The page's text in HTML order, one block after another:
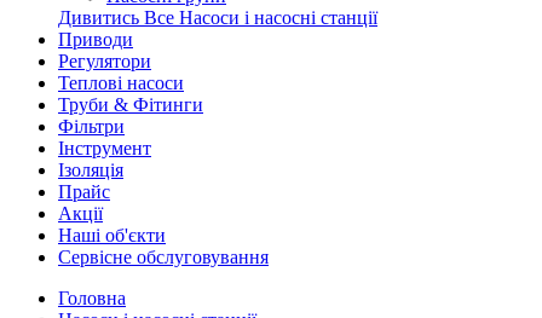
Дивитись Все Насоси і насосні станції
Приводи
Регулятори
Теплові насоси
Труби & Фітинги
Фільтри
Інструмент
Ізоляція
Прайс
Акції
Наші об'єкти
Сервісне обслуговування
Головна